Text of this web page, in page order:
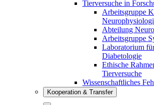
Tierversuche in
Arbeitsgruppe
Abteilung
Arbeitsgruppe
Laboratorium
Diabetologie
Ethische
Tierversuche
Wissenschaftliches
Kooperation & Transfer